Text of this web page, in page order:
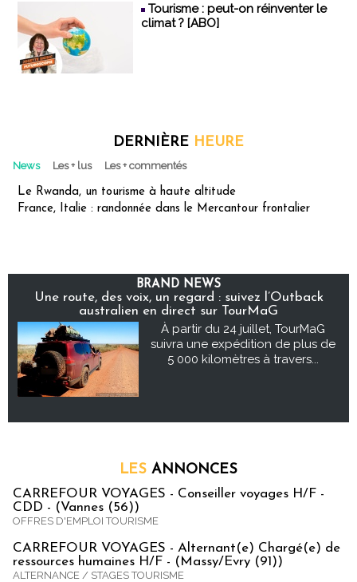
Tourisme : peut-on réinventer le
climat ? [ABO]
DERNIÈRE HEURE
News Les + lus Les + commentés
Le Rwanda, un tourisme à haute altitude
France, Italie : randonnée dans le Mercantour frontalier
BRAND NEWS
Une route, des voix, un regard : suivez l’Outback
australien en direct sur TourMaG
À partir du 24 juillet, TourMaG
suivra une expédition de plus de
5 000 kilomètres à travers...
LES ANNONCES
CARREFOUR VOYAGES - Conseiller voyages H/F -
CDD - (Vannes (56))
OFFRES D'EMPLOI TOURISME
CARREFOUR VOYAGES - Alternant(e) Chargé(e) de
ressources humaines H/F - (Massy/Evry (91))
ALTERNANCE / STAGES TOURISME